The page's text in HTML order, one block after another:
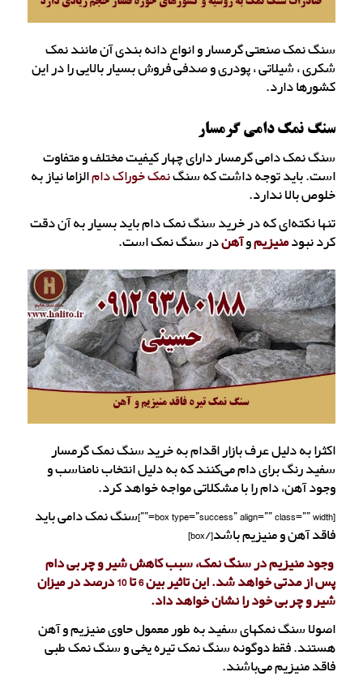
سنگ نمک صنعتی گرمسار و انواع دانه بندی آن مانند نمک
شکری ، شیلاتی ، پودری و صدفی فروش بسیار بالایی را در این
کشورها دارد.
سنگ نمک دامی گرمسار
سنگ نمک دامی گرمسار دارای چهار کیفیت مختلف و متفاوت
است. باید توجه داشت که سنگنمک خوراک دامالزاما نیاز به
خلوص بالا ندارد.
تنها نکته‌ای که در خرید سنگ نمک دام باید بسیار به آن دقت
کرد نبودمنیزیموآهندر سنگ نمک است.
اکثرا به دلیل عرف بازار اقدام به خرید سنگ نمک گرمسار
سفید رنگ برای دام می‌کنند که به دلیل انتخاب نامناسب و
وجود آهن، دام را با مشکلاتی مواجه خواهد کرد.
[box type=”success” align=”” class=”” width=””]سنگ نمک دامی باید
فاقد آهن و منیزیم باشد[/box]
وجود منیزیم در سنگ نمک، سبب کاهش شیر و چربی دام
پس از مدتی خواهد شد. این تاثیر بین 6 تا 10 درصد در میزان
شیر و چربی خود را نشان خواهد داد.
اصولا سنگ نمکهای سفید به طور معمول حاوی منیزیم و آهن
هستند. فقط دوگونه سنگ نمک تیره یخی و سنگ نمک طبی
فاقد منیزیم می‌باشند.